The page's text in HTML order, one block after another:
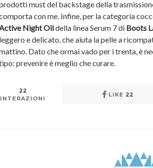
must del backstage della
con me. Infine, per la categoria
Night Oildella linea Serum 7 di Boots
leggero e delicato, che aiuta la pelle a
Dato che ormai vado per i trenta, è
prevenire è meglio che curare.
22
INTERAZIONI
LIKE 22